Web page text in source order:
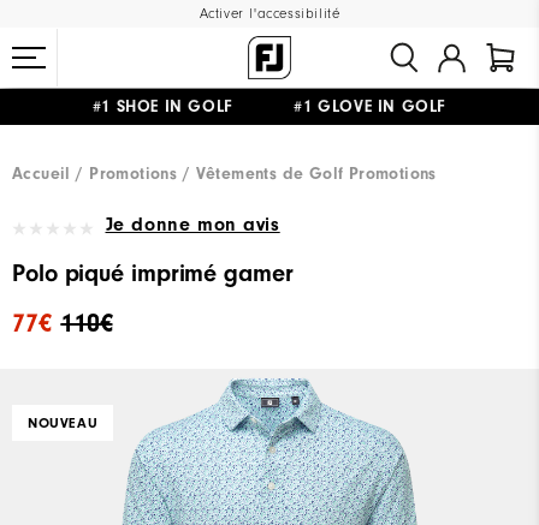
Activer l'accessibilité
#1 SHOE IN GOLF #1 GLOVE IN GOLF
Accueil
Promotions Vêtements de Golf Promotions
Je donne mon avis
Polo piqué imprimé gamer
110€
77€
NOUVEAU